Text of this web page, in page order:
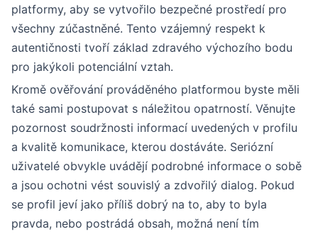
platformy, aby se vytvořilo bezpečné prostředí pro
všechny zúčastněné. Tento vzájemný respekt k
autentičnosti tvoří základ zdravého výchozího bodu
pro jakýkoli potenciální vztah.
Kromě ověřování prováděného platformou byste měli
také sami postupovat s náležitou opatrností. Věnujte
pozornost soudržnosti informací uvedených v profilu
a kvalitě komunikace, kterou dostáváte. Seriózní
uživatelé obvykle uvádějí podrobné informace o sobě
a jsou ochotni vést souvislý a zdvořilý dialog. Pokud
se profil jeví jako příliš dobrý na to, aby to byla
pravda, nebo postrádá obsah, možná není tím